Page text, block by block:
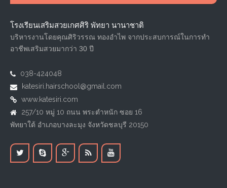
โรงเรียนเสริมสวยเกศศิริ พัทยา นานาชาติ
บริหารงานโดยคุณศิริวรรณ ทองอำไพ จากประสบการณ์ในการทำ
อาชีพเสริมสวยมากว่า 30 ปี
038-424048
katesiri.hairschool@gmail.com
www.katesiri.com
257/10 หมู่ 10 ถนน พระตำหนัก ซอย 16
พัทยาใต้ อำเภอบางละมุง จังหวัดชลบุรี 20150